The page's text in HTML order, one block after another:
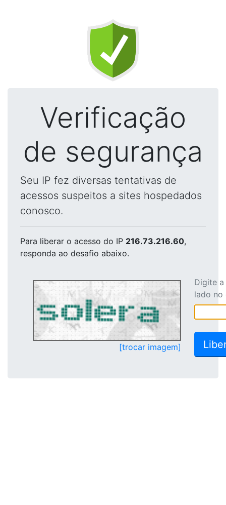
Verificação
de segurança
Seu IP fez diversas tentativas de
acessos suspeitos a sites hospedados
conosco.
Para liberar o acesso do IP 216.73.216.60,
responda ao desafio abaixo.
[trocar imagem]
Digite
lado no